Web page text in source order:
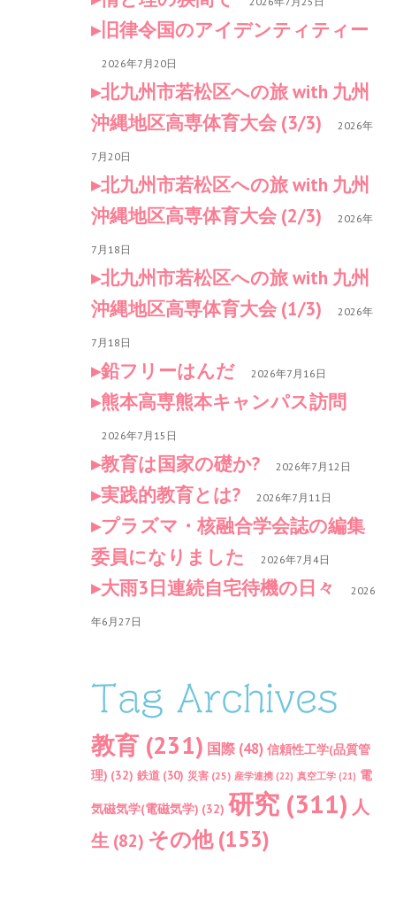
旧律令国のアイデンティティー
2026年7月20日
北九州市若松区への旅 with 九州
沖縄地区高専体育大会 (3/3)
2026年
7月20日
北九州市若松区への旅 with 九州
沖縄地区高専体育大会 (2/3)
2026年
7月18日
北九州市若松区への旅 with 九州
沖縄地区高専体育大会 (1/3)
2026年
7月18日
鉛フリーはんだ 2026年7月16日
熊本高専熊本キャンパス訪問
2026年7月15日
教育は国家の礎か? 2026年7月12日
実践的教育とは? 2026年7月11日
プラズマ・核融合学会誌の編集
委員になりました
2026年7月4日
大雨3日連続自宅待機の日々 2026
年6月27日
Tag Archives
教育 (231) 国際 (48) 信頼性工学(品質管
理) (32) 鉄道 (30) 災害 (25) 産学連携 (22) 真空工学 (21) 電
気磁気学(電磁気学) (32) 研究 (311) 人
生 (82) その他(153)